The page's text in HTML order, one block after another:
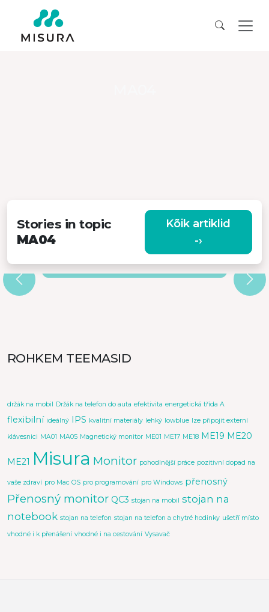
Stories in topic
MA04
Kõik artiklid
-›
PAINDLIK MOBIILTELEFONI HOIDJA AUTOLE
Loe seda ›
ROHKEM TEEMASID
držák na mobil Držák na telefon do auta efektivita energetická třída A
flexibilní ideálný IPS kvalitní materiály lehký lowblue lze připojit externí
klávesnici MA01 MA05 Magnetický monitor ME01 ME17 ME18 ME19 ME20
ME21 Misura Monitor pohodlnější práce pozitivní dopad na
vaše zdraví pro Mac OS pro programování pro Windows přenosný
Přenosný monitor QC3 stojan na mobil stojan na
notebook stojan na telefon stojan na telefon a chytré hodinky ušetří místo
vhodné i k přenášení vhodné i na cestování Vysavač